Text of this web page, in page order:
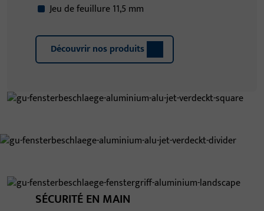
Jeu de feuillure 11,5 mm
Découvrir nos produits
SÉCURITÉ EN MAIN